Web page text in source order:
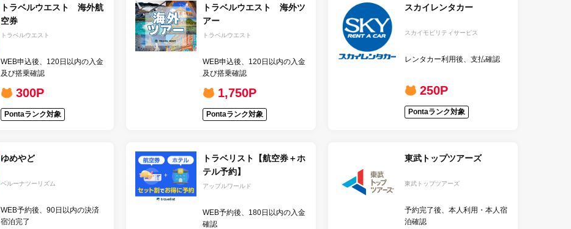
トラベルウエスト 海外航
空券
トラベルウエスト
WEB申込後、120日以内の入金
及び搭乗確認
300P
Pontaランク対象
トラベルウエスト 海外ツ
アー
トラベルウエスト
WEB申込後、120日以内の入金
及び搭乗確認
1,750P
Pontaランク対象
スカイレンタカー
スカイモビリティサービス
レンタカー利用後、支払確認
250P
Pontaランク対象
ゆめやど
ベルーナツーリズム
WEB予約後、90日以内の決済
宿泊完了
トラベリスト【航空券＋ホ
テル予約】
アップルワールド
WEB予約後、180日以内の入金
確認
東武トップツアーズ
東武トップツアーズ
予約完了後、本人利用・本人宿
泊確認